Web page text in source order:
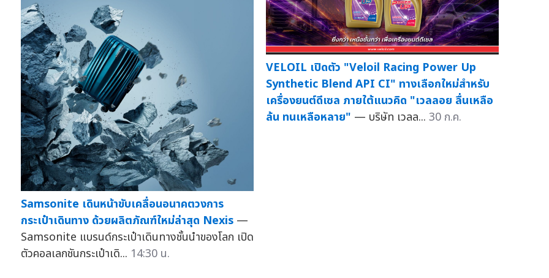
Samsonite เดินหน้าขับเคลื่อนอนาคตวงการ
กระเป๋าเดินทาง ด้วยผลิตภัณฑ์ใหม่ล่าสุด Nexis —
Samsonite แบรนด์กระเป๋าเดินทางชั้นนำของโลก เปิด
ตัวคอลเลกชันกระเป๋าเดิ... 14:30 น.
VELOIL เปิดตัว "Veloil Racing Power Up
Synthetic Blend API CI" ทางเลือกใหม่สำหรับ
เครื่องยนต์ดีเซล ภายใต้แนวคิด "เวลลอย ลื่นเหลือ
ล้น ทนเหลือหลาย" — บริษัท เวลล... 30 ก.ค.